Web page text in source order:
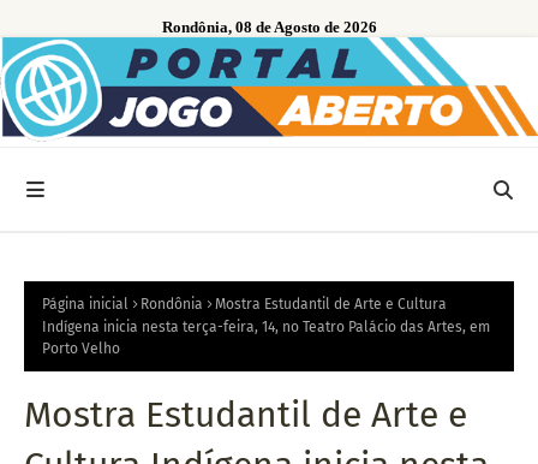
Rondônia, 08 de Agosto de 2026
Página inicial Rondônia
Mostra Estudantil de Arte e Cultura
Indígena inicia nesta terça-feira, 14, no Teatro Palácio das Artes, em
Porto Velho
Mostra Estudantil de Arte e